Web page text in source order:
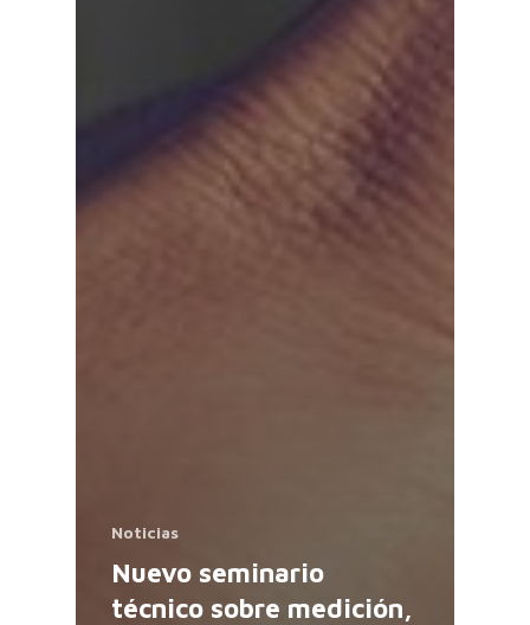
Noticias
Nuevo seminario
técnico sobre medición,